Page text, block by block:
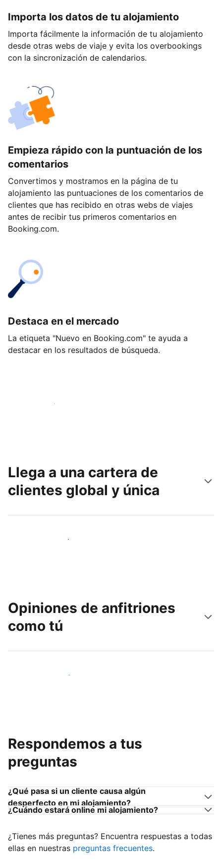
Importa los datos de tu alojamiento
Importa fácilmente la información de tu alojamiento
desde otras webs de viaje y evita los overbookings
con la sincronización de calendarios.
Empieza rápido con la puntuación de los
comentarios
Convertimos y mostramos en la página de tu
alojamiento las puntuaciones de los comentarios de
clientes que has recibido en otras webs de viajes
antes de recibir tus primeros comentarios en
Booking.com.
Destaca en el mercado
La etiqueta "Nuevo en Booking.com" te ayuda a
destacar en los resultados de búsqueda.
Empieza hoy mismo
Llega a una cartera de
clientes global y única
Llega a nuevos clientes hoy
Opiniones de anfitriones
como tú
Únete a anfitriones como tú
Respondemos a tus
preguntas
¿Qué pasa si un cliente causa algún
desperfecto en mi alojamiento?
¿Cuándo estará online mi alojamiento?
¿Tienes más preguntas? Encuentra respuestas a todas
ellas en nuestras preguntas frecuentes.